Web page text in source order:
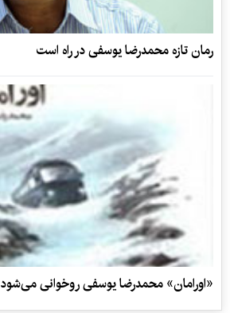
رمان تازه محمدرضا یوسفی در راه است
«اورامان» محمدرضا یوسفی روخوانی می‌شود